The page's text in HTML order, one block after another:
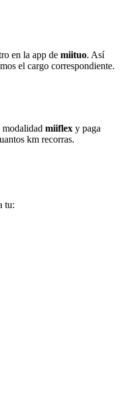
en la app de miituo. Así
el cargo correspondiente.
miiflex y paga
km recorras.
tu: